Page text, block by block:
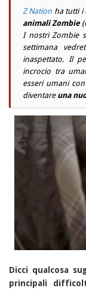
Z Nation ha tutti i
animali Zombie
I nostri Zombie
settimana
inaspettato. Il
incrocio tra
esseri umani
diventare una
Dicci qualcosa
principali